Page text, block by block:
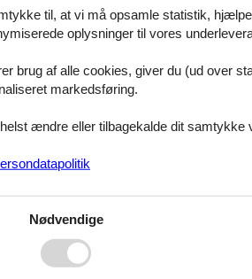
Gavekort
Tilbudsmail
Cookies
FAQ
-Feline Holidays A/S
til, at vi må opsamle statistik,
oplysninger til vores
brug af alle cookies, giver du (ud over
markedsføring.
ændre eller tilbagekalde dit samtykke
Nødvendige